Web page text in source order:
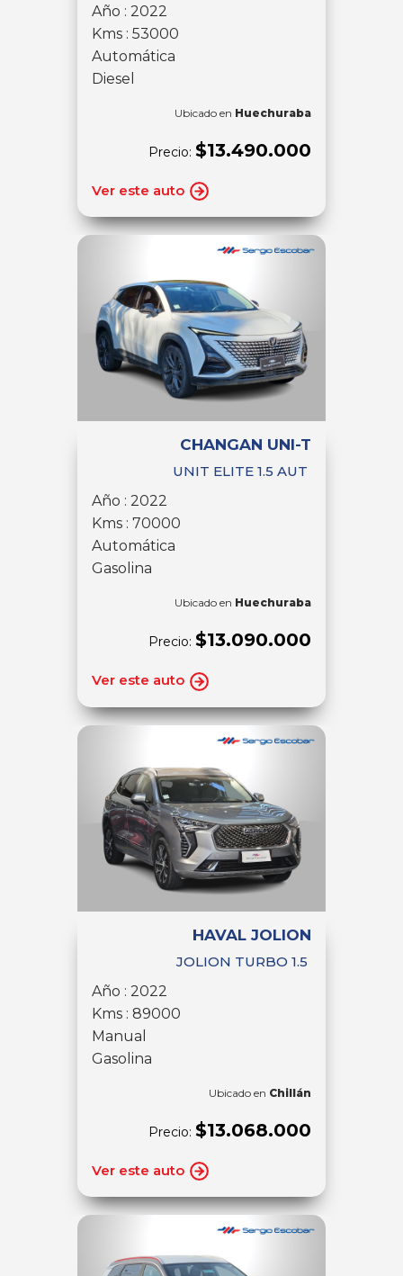
Año : 2022
Kms : 53000
Automática
Diesel
Ubicado en Huechuraba
Precio: $13.490.000
Ver este auto
CHANGAN UNI-T
UNIT ELITE 1.5 AUT
Año : 2022
Kms : 70000
Automática
Gasolina
Ubicado en Huechuraba
Precio: $13.090.000
Ver este auto
HAVAL JOLION
JOLION TURBO 1.5
Año : 2022
Kms : 89000
Manual
Gasolina
Ubicado en Chillán
Precio: $13.068.000
Ver este auto